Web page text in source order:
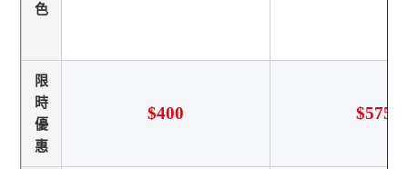
色
限
時
優
惠
$400 $575